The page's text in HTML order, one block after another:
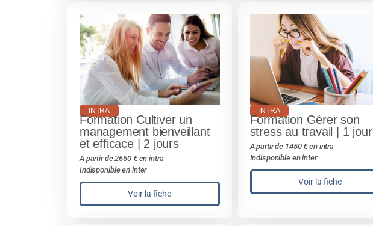
INTRA
Formation Cultiver un
management bienveillant
et efficace | 2 jours
A partir de 2650 € en intra
Indisponible en inter
Voir la fiche
INTRA
Formation Gérer son
stress au travail | 1 jour
A partir de 1450 € en intra
Indisponible en inter
Voir la fiche